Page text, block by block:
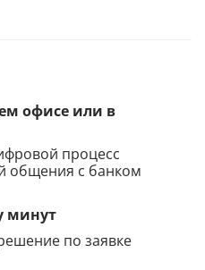
офисе или в
процесс
общения с банком
минут
по заявке